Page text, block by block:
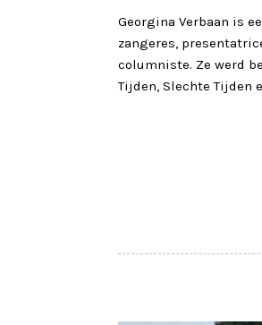
Georgina Verbaan is
zangeres,
columniste. Ze werd
Tijden, Slechte Tijden